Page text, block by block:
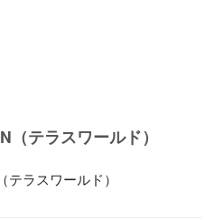
テラスワールド）
ラスワールド）